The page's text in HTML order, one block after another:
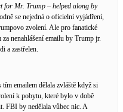
for Mr. Trump – helped along by
se nejedná o oficielní vyjádření,
zvolení. Ale pro fanatické
nenahlášení emailu by Trump jr.
a zastřelen.
emailem dělala zvláště když si
k pobytu, které bylo v době
FBI by nedělala vůbec nic. A